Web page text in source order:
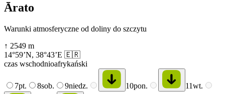
Ārato
Warunki atmosferyczne od doliny do szczytu
↑ 2549 m
14°59’N, 38°43’E 🇪🇷
czas wschodnioafrykański
7pt. 8sob. 9niedz. 10pon. 11wt.